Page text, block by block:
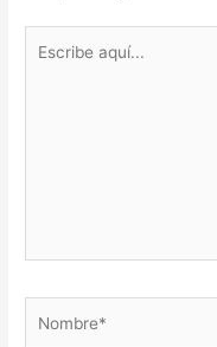
aquí...